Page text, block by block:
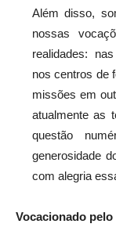
Além disso,
nossas
realidades:
nos centros de
missões em
atualmente as
questão
generosidade
com alegria
Vocacionado pelo